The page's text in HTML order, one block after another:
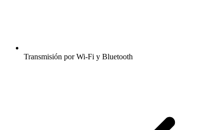
Transmisión por Wi-Fi y Bluetooth